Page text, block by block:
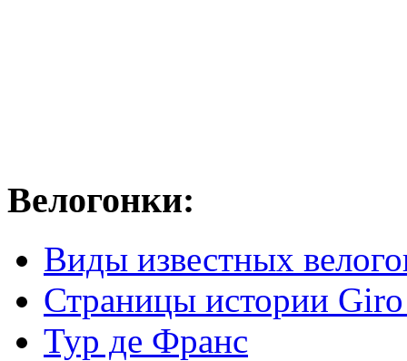
Велогонки:
Виды известных
Страницы истории
Тур де Франс